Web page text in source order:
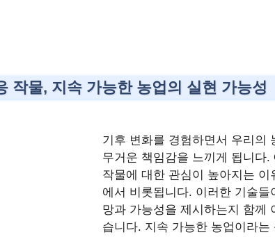
작물, 지속 가능한 농업의 실현 가능성
기후 변화를 경험하면서 우리의
무거운 책임감을 느끼게 됩니다.
작물에 대한 관심이 높아지는 이
에서 비롯됩니다. 이러한 기술들
망과 가능성을 제시하는지 함께
습니다. 지속 가능한 농업이라